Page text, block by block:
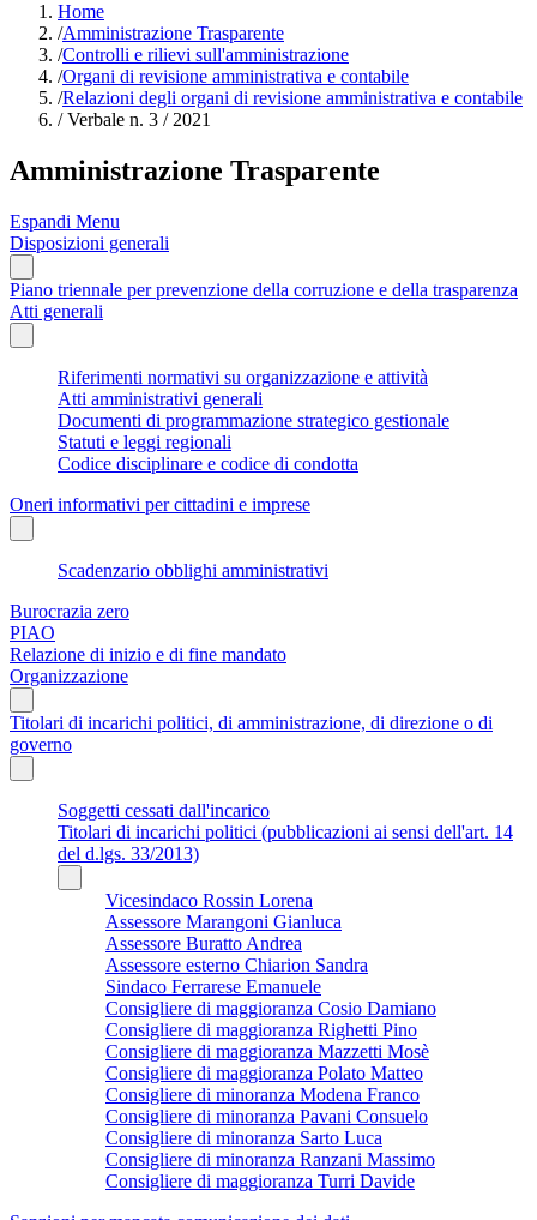
Home
/Amministrazione Trasparente
/Controlli e rilievi sull'amministrazione
/Organi di revisione amministrativa e contabile
/Relazioni degli organi di revisione amministrativa e contabile
/Verbale n. 3 / 2021
Amministrazione Trasparente
Espandi Menu
Disposizioni generali
Piano triennale per prevenzione della corruzione e della trasparenza
Atti generali
Riferimenti normativi su organizzazione e attività
Atti amministrativi generali
Documenti di programmazione strategico gestionale
Statuti e leggi regionali
Codice disciplinare e codice di condotta
Oneri informativi per cittadini e imprese
Scadenzario obblighi amministrativi
Burocrazia zero
PIAO
Relazione di inizio e di fine mandato
Organizzazione
Titolari di incarichi politici, di amministrazione, di direzione o di
governo
Soggetti cessati dall'incarico
Titolari di incarichi politici (pubblicazioni ai sensi dell'art. 14
del d.lgs. 33/2013)
Vicesindaco Rossin Lorena
Assessore Marangoni Gianluca
Assessore Buratto Andrea
Assessore esterno Chiarion Sandra
Sindaco Ferrarese Emanuele
Consigliere di maggioranza Cosio Damiano
Consigliere di maggioranza Righetti Pino
Consigliere di maggioranza Mazzetti Mosè
Consigliere di maggioranza Polato Matteo
Consigliere di minoranza Modena Franco
Consigliere di minoranza Pavani Consuelo
Consigliere di minoranza Sarto Luca
Consigliere di minoranza Ranzani Massimo
Consigliere di maggioranza Turri Davide